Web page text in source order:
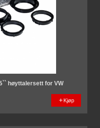
høyttalersett for VW
Kjøp